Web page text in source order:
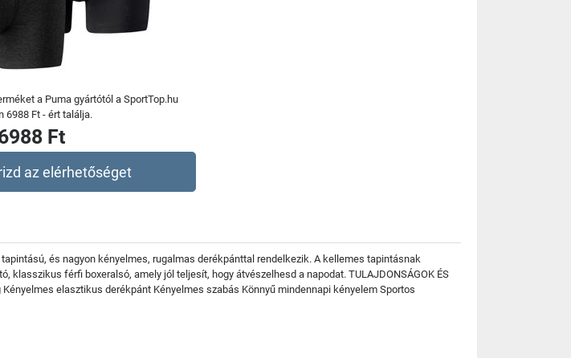
a Puma gyártótól a SportTop.hu
6988 Ft - ért találja.
Ft
az elérhetőséget
és nagyon kényelmes, rugalmas derékpánttal rendelkezik. A kellemes tapintásnak
klasszikus férfi boxeralsó, amely jól teljesít, hogy átvészelhesd a napodat. TULAJDONSÁGOK ÉS
elasztikus derékpánt Kényelmes szabás Könnyű mindennapi kényelem Sportos